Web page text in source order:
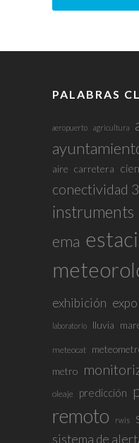
PALABRAS
aeropuerto agricultura
aire carretera
conectividad
instruments
ema
exhibición expo
laboratorio lluvia
meteocat
metro
oleaje predicción
remoto rwis
sistema de